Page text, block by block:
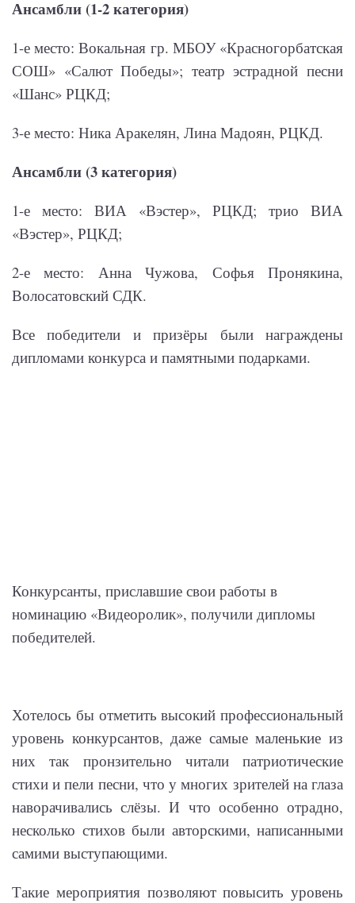
Ансамбли (1-2 категория)
1-е место: Вокальная гр. МБОУ «Красногорбатская
СОШ» «Салют Победы»; театр эстрадной песни
«Шанс» РЦКД;
3-е место: Ника Аракелян, Лина Мадоян, РЦКД.
Ансамбли (3 категория)
1-е место: ВИА «Вэстер», РЦКД; трио ВИА
«Вэстер», РЦКД;
2-е место: Анна Чужова, Софья Пронякина,
Волосатовский СДК.
Все победители и призёры были награждены
дипломами конкурса и памятными подарками.
Конкурсанты, приславшие свои работы в
номинацию «Видеоролик», получили дипломы
победителей.
Хотелось бы отметить высокий профессиональный
уровень конкурсантов, даже самые маленькие из
них так пронзительно читали патриотические
стихи и пели песни, что у многих зрителей на глаза
наворачивались слёзы. И что особенно отрадно,
несколько стихов были авторскими, написанными
самими выступающими.
Такие мероприятия позволяют повысить уровень